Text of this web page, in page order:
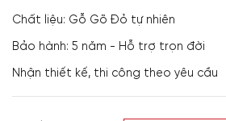
Chất liệu: Gỗ Gõ Đỏ tự nhiên
Bảo hành: 5 năm - Hỗ trợ trọn đời
Nhận thiết kế, thi công theo yêu cầu